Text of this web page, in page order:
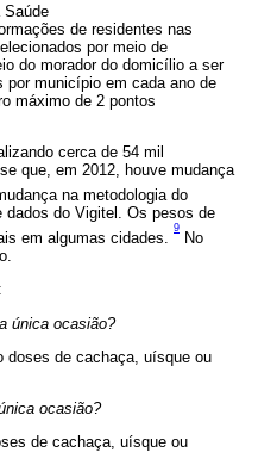
de residentes nas
por meio de
do morador do domicílio a ser
município em cada ano de
máximo de 2 pontos
cerca de 54 mil
que, em 2012, houve mudança
na metodologia do
do Vigitel. Os pesos de
em algumas cidades.
9
No
única ocasião?
doses de cachaça, uísque ou
ocasião?
de cachaça, uísque ou